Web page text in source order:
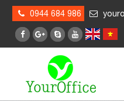
0944 684 986